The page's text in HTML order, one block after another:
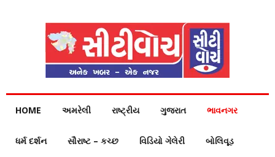
HOME અમરેલી રાષ્ટ્રીય ગુજરાત ભાવનગર
ધર્મ દર્શન સૌરાષ્ટ – કચ્છ વિડિયો ગેલેરી બોલિવૂડ